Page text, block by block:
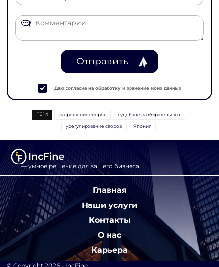
Отправить
Даю согласие на обработку и хранение моих данных
ТЕГИ разрешение споров судебное разбирательство
урегулирование споров Япония
— умное решение для вашего бизнеса.
Главная
Наши услуги
Контакты
О нас
Карьера
© Copyright 2026 - IncFine